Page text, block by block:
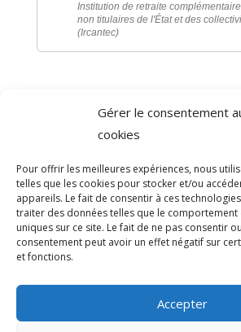
Gérer le consentement
cookies
Pour offrir les meilleures expériences, nous
telles que les cookies pour stocker et/ou
appareils. Le fait de consentir à ces
traiter des données telles que le comportement
uniques sur ce site. Le fait de ne pas consentir
consentement peut avoir un effet négatif sur
et fonctions.
Accepter
Institution de retraite
non titulaires de l'État et des
(Ircantec)
Direction de l'information légale et
comarquage developpé par